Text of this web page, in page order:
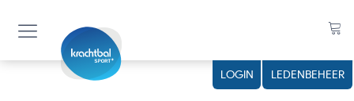
LOGIN LEDENBEHEER